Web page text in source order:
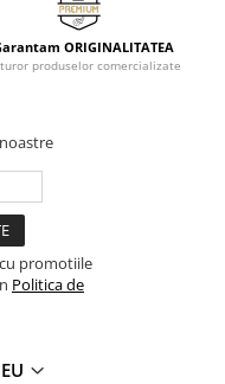
ORIGINALITATEA
produselor comercializate
promotiile
Politica de